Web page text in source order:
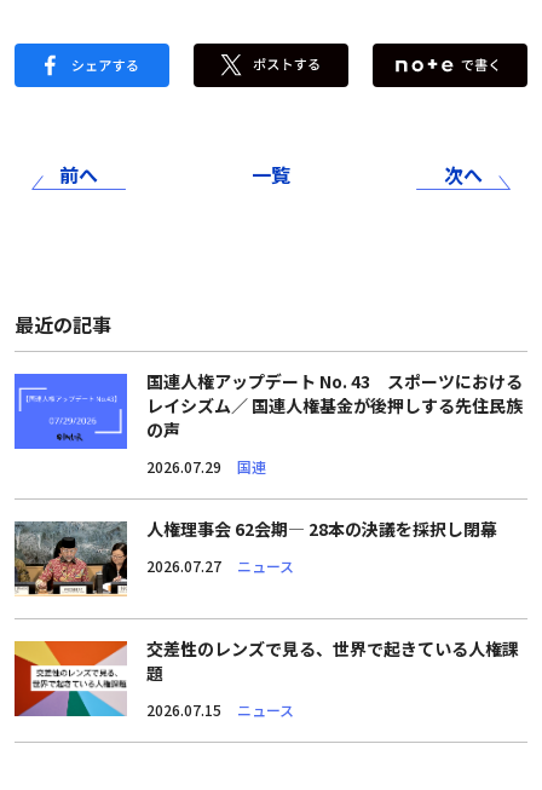
前へ 一覧 次へ
最近の記事
国連人権アップデート No. 43 スポーツにおける
レイシズム／ 国連人権基金が後押しする先住民族
の声
2026.07.29 国連
人権理事会 62会期― 28本の決議を採択し閉幕
2026.07.27 ニュース
交差性のレンズで見る、世界で起きている人権課
題
2026.07.15 ニュース